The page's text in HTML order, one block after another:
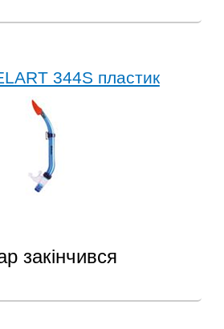
344S пластик
закінчився